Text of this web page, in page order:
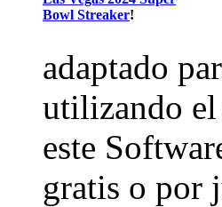
Bowl Streaker!
adaptado
utilizando el
este
gratis o por